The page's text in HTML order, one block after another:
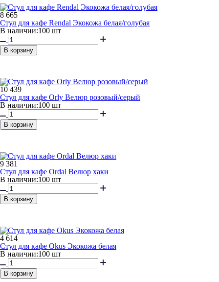
8 665
Стул для кафе Rendal Экокожа белая/голубая
В наличии:100 шт
В корзину
10 439
Стул для кафе Orly Велюр розовый/серый
В наличии:100 шт
В корзину
9 381
Стул для кафе Ordal Велюр хаки
В наличии:100 шт
В корзину
4 614
Стул для кафе Okus Экокожа белая
В наличии:100 шт
В корзину